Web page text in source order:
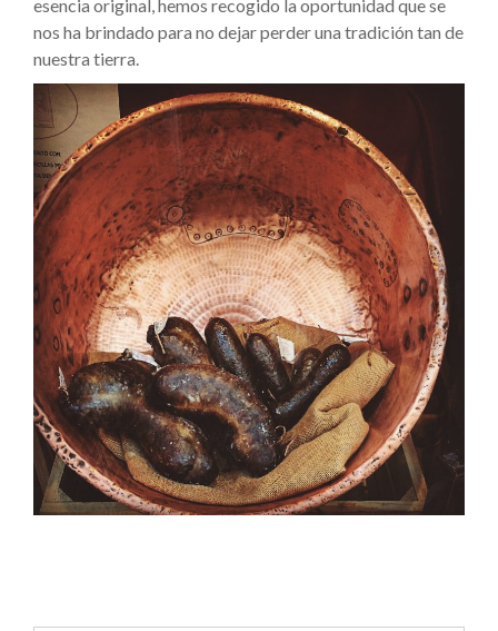
esencia original, hemos recogido la oportunidad que se
nos ha brindado para no dejar perder una tradición tan de
nuestra tierra.